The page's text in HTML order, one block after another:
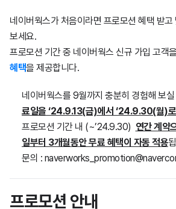
네이버웍스가 처음이라면 프로모션 혜택 받고
보세요.
프로모션 기간 중 네이버웍스 신규 가입 고객
혜택을 제공합니다.
네이버웍스를 9월까지 충분히 경험해 보
료일을 ‘24.9.13(금)에서 ‘24.9.30(월)
프로모션 기간 내 (~’24.9.30) 연간 계약
일부터 3개월동안 무료 혜택이 자동 적용
문의 :
프로모션 안내